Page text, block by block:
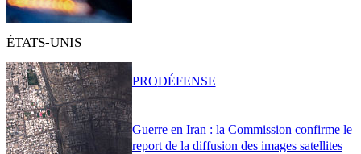
ÉTATS-UNIS
Guerre en Iran : la Commission confirme le
report de la diffusion des images satellites
PRODÉFENSE